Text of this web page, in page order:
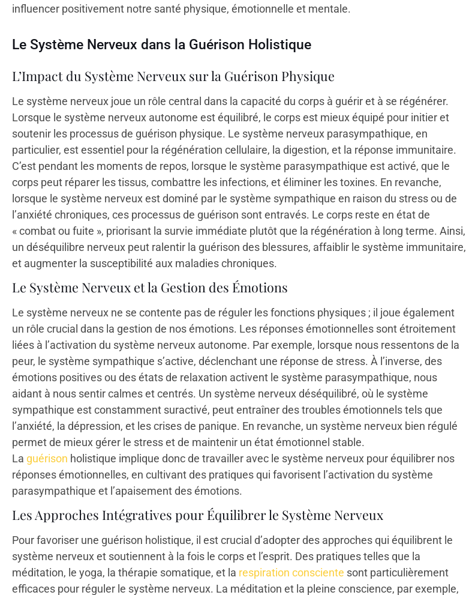
influencer positivement notre santé physique, émotionnelle et mentale.
Le Système Nerveux dans la Guérison Holistique
L’Impact du Système Nerveux sur la Guérison Physique
Le système nerveux joue un rôle central dans la capacité du corps à guérir et à se régénérer.
Lorsque le système nerveux autonome est équilibré, le corps est mieux équipé pour initier et
soutenir les processus de guérison physique. Le système nerveux parasympathique, en
particulier, est essentiel pour la régénération cellulaire, la digestion, et la réponse immunitaire.
C’est pendant les moments de repos, lorsque le système parasympathique est activé, que le
corps peut réparer les tissus, combattre les infections, et éliminer les toxines. En revanche,
lorsque le système nerveux est dominé par le système sympathique en raison du stress ou de
l’anxiété chroniques, ces processus de guérison sont entravés. Le corps reste en état de
« combat ou fuite », priorisant la survie immédiate plutôt que la régénération à long terme. Ainsi,
un déséquilibre nerveux peut ralentir la guérison des blessures, affaiblir le système immunitaire,
et augmenter la susceptibilité aux maladies chroniques.
Le Système Nerveux et la Gestion des Émotions
Le système nerveux ne se contente pas de réguler les fonctions physiques ; il joue également
un rôle crucial dans la gestion de nos émotions. Les réponses émotionnelles sont étroitement
liées à l’activation du système nerveux autonome. Par exemple, lorsque nous ressentons de la
peur, le système sympathique s’active, déclenchant une réponse de stress. À l’inverse, des
émotions positives ou des états de relaxation activent le système parasympathique, nous
aidant à nous sentir calmes et centrés. Un système nerveux déséquilibré, où le système
sympathique est constamment suractivé, peut entraîner des troubles émotionnels tels que
l’anxiété, la dépression, et les crises de panique. En revanche, un système nerveux bien régulé
permet de mieux gérer le stress et de maintenir un état émotionnel stable.
La guérison holistique implique donc de travailler avec le système nerveux pour équilibrer nos
réponses émotionnelles, en cultivant des pratiques qui favorisent l’activation du système
parasympathique et l’apaisement des émotions.
Les Approches Intégratives pour Équilibrer le Système Nerveux
Pour favoriser une guérison holistique, il est crucial d’adopter des approches qui équilibrent le
système nerveux et soutiennent à la fois le corps et l’esprit. Des pratiques telles que la
méditation, le yoga, la thérapie somatique, et la respiration consciente sont particulièrement
efficaces pour réguler le système nerveux. La méditation et la pleine conscience, par exemple,